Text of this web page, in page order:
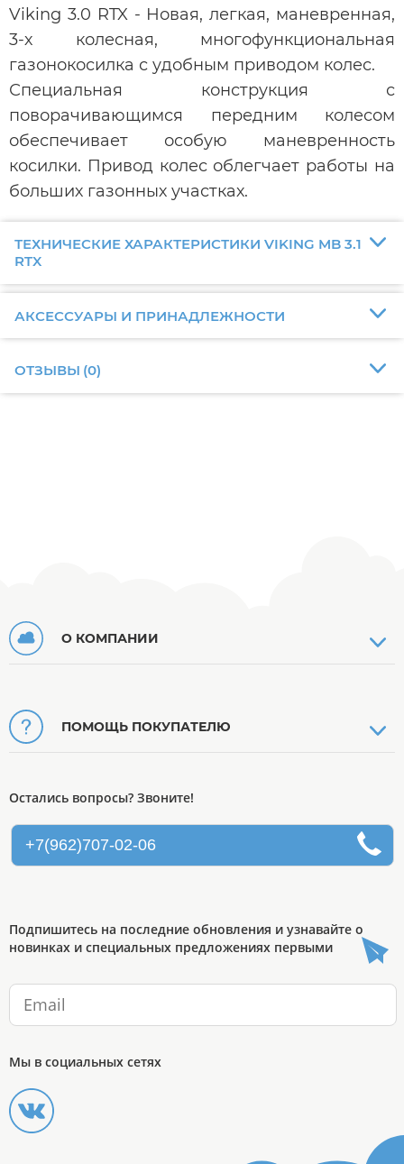
Viking 3.0 RTX - Новая, легкая, маневренная,
3-х колесная, многофункциональная
газонокосилка с удобным приводом колес.
Специальная конструкция с
поворачивающимся передним колесом
обеспечивает особую маневренность
косилки. Привод колес облегчает работы на
больших газонных участках.
ТЕХНИЧЕСКИЕ ХАРАКТЕРИСТИКИ VIKING MB 3.1
RTX
АКСЕССУАРЫ И ПРИНАДЛЕЖНОСТИ
ОТЗЫВЫ (0)
О КОМПАНИИ
ПОМОЩЬ ПОКУПАТЕЛЮ
Остались вопросы? Звоните!
+7(962)707-02-06
Подпишитесь на последние обновления и узнавайте о
новинках и специальных предложениях первыми
Мы в социальных сетях